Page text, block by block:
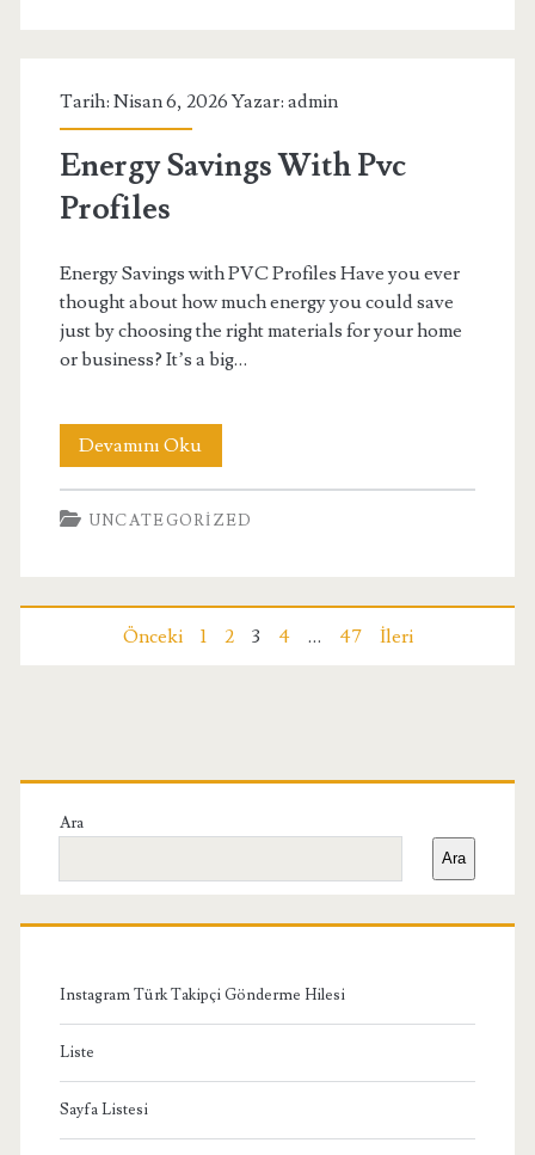
Tarih: Nisan 6, 2026 Yazar: admin
Energy Savings With Pvc
Profiles
Energy Savings with PVC Profiles Have you ever
thought about how much energy you could save
just by choosing the right materials for your home
or business? It’s a big…
Devamını OkuEnergy
Savings
With
UNCATEGORIZED
Önceki 1 2 3 4 … 47 İleri
Birincil
Yan
Menü
Ara
Ara
Instagram Türk Takipçi Gönderme Hilesi
Liste
Sayfa Listesi